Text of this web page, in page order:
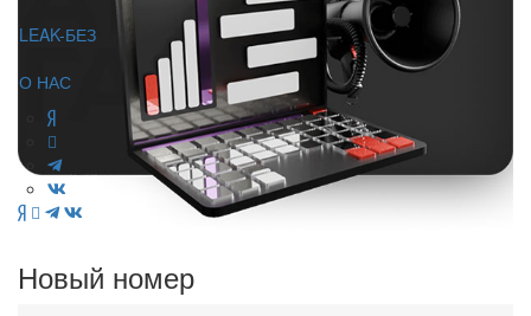
LEAK-БЕЗ
О НАС
Новый номер